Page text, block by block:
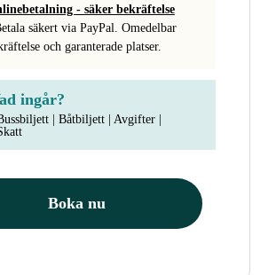
- säker bekräftelse
säkert via PayPal. Omedelbar
och garanterade platser.
ingår?
| Båtbiljett | Avgifter |
Boka nu